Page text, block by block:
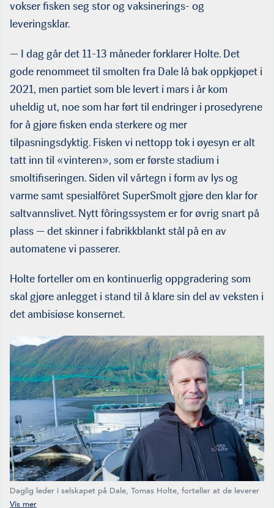
vokser fisken seg stor og vaksinerings- og
leveringsklar.
— I dag går det 11-13 måneder forklarer Holte. Det
gode renommeet til smolten fra Dale lå bak oppkjøpet i
2021, men partiet som ble levert i mars i år kom
uheldig ut, noe som har ført til endringer i prosedyrene
for å gjøre fisken enda sterkere og mer
tilpasningsdyktig. Fisken vi nettopp tok i øyesyn er alt
tatt inn til «vinteren», som er første stadium i
smoltifiseringen. Siden vil vårtegn i form av lys og
varme samt spesialfôret SuperSmolt gjøre den klar for
saltvannslivet. Nytt fôringssystem er for øvrig snart på
plass — det skinner i fabrikkblankt stål på en av
automatene vi passerer.
Holte forteller om en kontinuerlig oppgradering som
skal gjøre anlegget i stand til å klare sin del av veksten i
det ambisiøse konsernet.
Daglig leder i selskapet på Dale, Tomas Holte, forteller at de leverer
fisk hele året. Foreløpig holder de godt tritt med behovet, men etter